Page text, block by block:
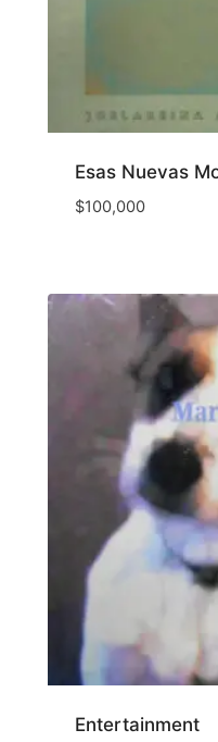
Esas Nuevas
$100,000
Entertainment